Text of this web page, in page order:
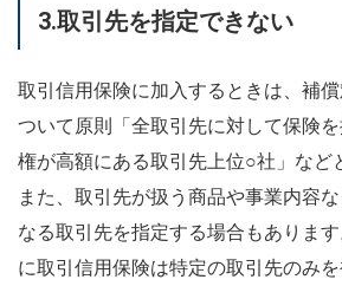
3.取引先を指定できない
取引信用保険に加入するときは、補
ついて原則「全取引先に対して保険
権が高額にある取引先上位○社」など
また、取引先が扱う商品や事業内容
なる取引先を指定する場合もありま
に取引信用保険は特定の取引先のみ